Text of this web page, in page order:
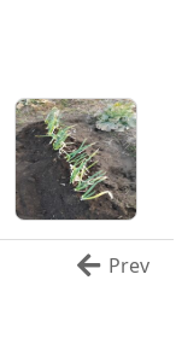
Prev